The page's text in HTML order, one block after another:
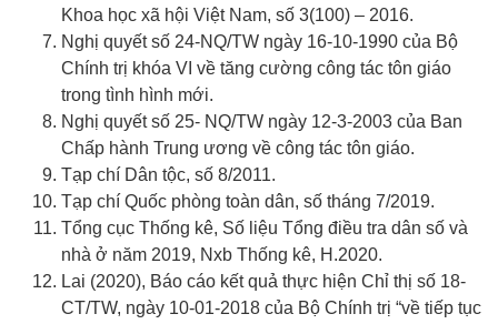
Khoa học xã hội Việt Nam, số 3(100) – 2016.
Nghị quyết số 24-NQ/TW ngày 16-10-1990 của Bộ
Chính trị khóa VI về tăng cường công tác tôn giáo
trong tình hình mới.
Nghị quyết số 25- NQ/TW ngày 12-3-2003 của Ban
Chấp hành Trung ương về công tác tôn giáo.
Tạp chí Dân tộc, số 8/2011.
Tạp chí Quốc phòng toàn dân, số tháng 7/2019.
Tổng cục Thống kê, Số liệu Tổng điều tra dân số và
nhà ở năm 2019, Nxb Thống kê, H.2020.
Lai (2020), Báo cáo kết quả thực hiện Chỉ thị số 18-
CT/TW, ngày 10-01-2018 của Bộ Chính trị “về tiếp tục